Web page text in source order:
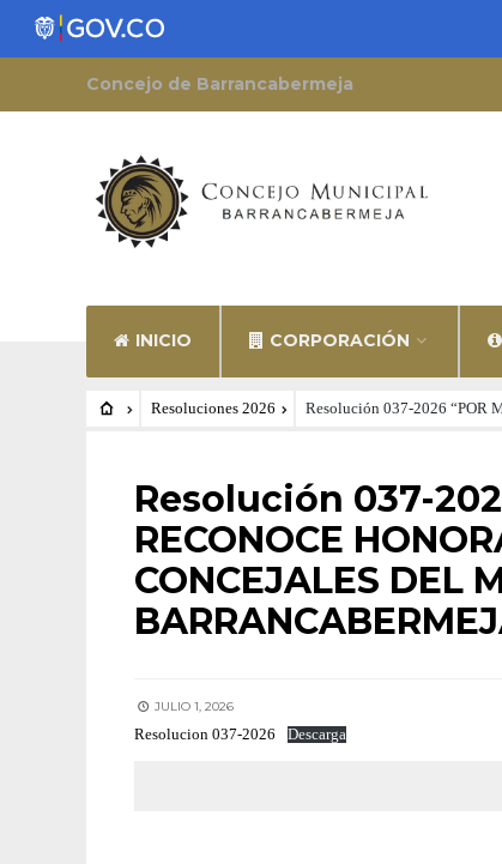
Concejo de Barrancabermeja
INICIO CORPORACIÓN
Resoluciones 2026 Resolución 037-2026 “POR
RESOLUCIONES 2026
Resolución 037-
RECONOCE
CONCEJALES DEL
JULIO 1, 2026
Resolucion 037-2026 Descarga